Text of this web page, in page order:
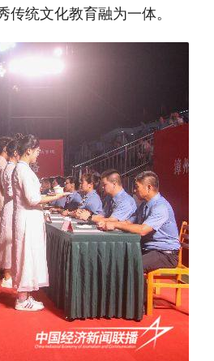
统文化教育融为一体。